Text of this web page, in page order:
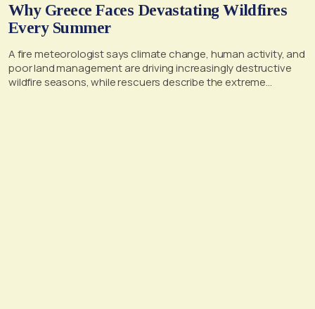
Why Greece Faces Devastating Wildfires
Every Summer
A fire meteorologist says climate change, human activity, and
poor land management are driving increasingly destructive
wildfire seasons, while rescuers describe the extreme